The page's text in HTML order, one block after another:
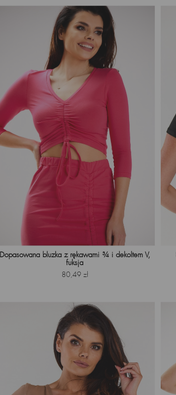
Dopasowana bluzka z rękawami ¾ i dekoltem V,
fuksja
Cena
80,49 zł